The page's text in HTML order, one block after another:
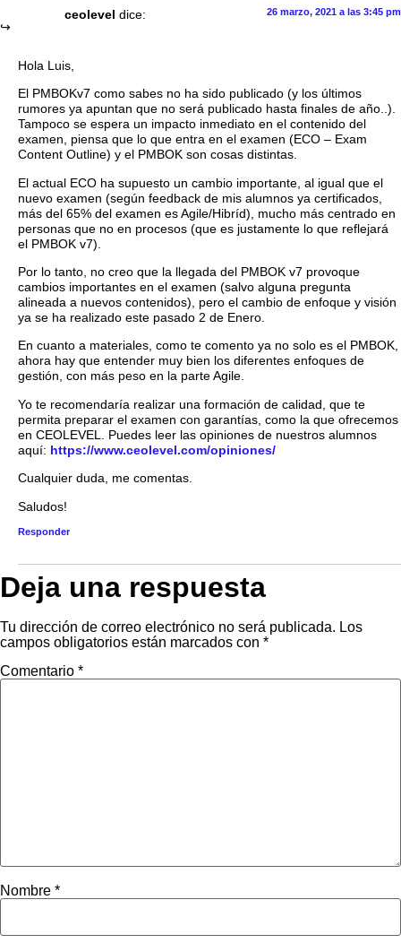
ceolevel dice: 26 marzo, 2021 a las 3:45 pm
Hola Luis,
El PMBOKv7 como sabes no ha sido publicado (y los últimos
rumores ya apuntan que no será publicado hasta finales de año..).
Tampoco se espera un impacto inmediato en el contenido del
examen, piensa que lo que entra en el examen (ECO – Exam
Content Outline) y el PMBOK son cosas distintas.
El actual ECO ha supuesto un cambio importante, al igual que el
nuevo examen (según feedback de mis alumnos ya certificados,
más del 65% del examen es Agile/Hibríd), mucho más centrado en
personas que no en procesos (que es justamente lo que reflejará
el PMBOK v7).
Por lo tanto, no creo que la llegada del PMBOK v7 provoque
cambios importantes en el examen (salvo alguna pregunta
alineada a nuevos contenidos), pero el cambio de enfoque y visión
ya se ha realizado este pasado 2 de Enero.
En cuanto a materiales, como te comento ya no solo es el PMBOK,
ahora hay que entender muy bien los diferentes enfoques de
gestión, con más peso en la parte Agile.
Yo te recomendaría realizar una formación de calidad, que te
permita preparar el examen con garantías, como la que ofrecemos
en CEOLEVEL. Puedes leer las opiniones de nuestros alumnos
aquí: https://www.ceolevel.com/opiniones/
Cualquier duda, me comentas.
Saludos!
Responder
Deja una respuesta
Tu dirección de correo electrónico no será publicada. Los
campos obligatorios están marcados con *
Comentario *
Nombre *